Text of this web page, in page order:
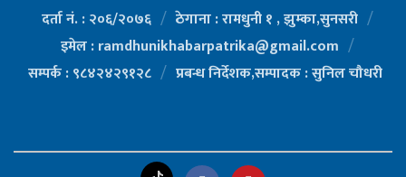
दर्ता नं. : २०६/२०७६
ठेगाना : रामधुनी १ , झुम्का,सुनसरी
इमेल : ramdhunikhabarpatrika@gmail.com
सम्पर्क : ९८४२४२९१२८
प्रबन्ध निर्देशक,सम्पादक : सुनिल चौधरी